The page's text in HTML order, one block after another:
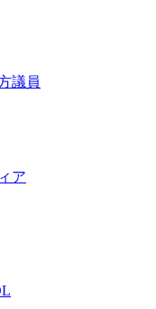
議員
ア